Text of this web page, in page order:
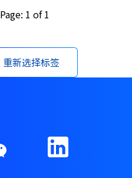
Page: 1 of 1
重新选择标签